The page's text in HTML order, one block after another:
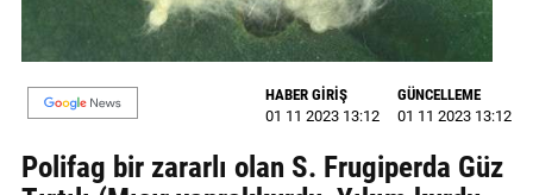
VİDEO
BİZE
HABER GİRİŞ
01 11 2023 13:12
GÜNCELLEME
01 11 2023 13:12
Polifag bir zararlı olan S. Frugiperda Güz